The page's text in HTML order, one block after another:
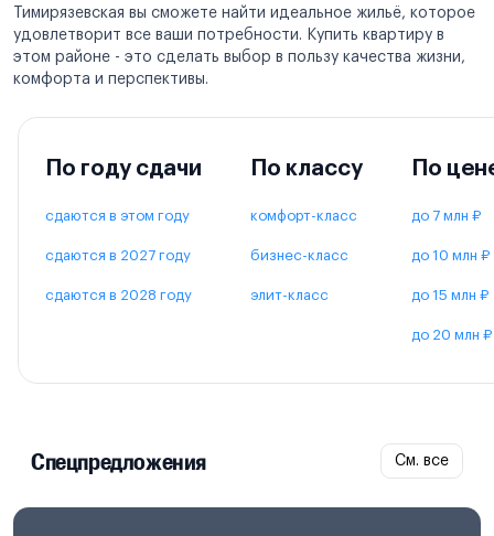
Тимирязевская вы сможете найти идеальное жильё, которое
удовлетворит все ваши потребности. Купить квартиру в
этом районе - это сделать выбор в пользу качества жизни,
комфорта и перспективы.
По году сдачи
сдаются в этом году
сдаются в 2027 году
сдаются в 2028 году
По классу
комфорт-класс
бизнес-класс
элит-класс
По
до 7 млн ₽
до 10 млн ₽
до 15 млн ₽
до 20 млн ₽
Спецпредложения См. все